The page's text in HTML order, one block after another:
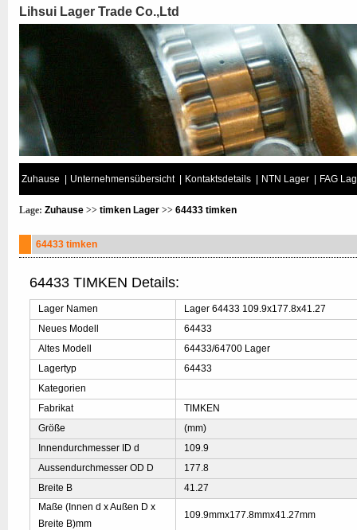
Lihsui Lager Trade Co.,Ltd
Zuhause Unternehmensübersicht Kontaktsdetails NTN Lager FAG
Lage: Zuhause >> timken Lager >> 64433 timken
64433 timken
64433 TIMKEN Details:
Lager Namen
Lager 64433 109.9x177.8x41.27
Neues Modell
64433
Altes Modell
64433/64700 Lager
Lagertyp
64433
Kategorien
Fabrikat
TIMKEN
Größe
(mm)
Innendurchmesser ID d
109.9
Aussendurchmesser OD D
177.8
Breite B
41.27
Maße (Innen d x Außen D x
Breite B)mm
109.9mmx177.8mmx41.27mm